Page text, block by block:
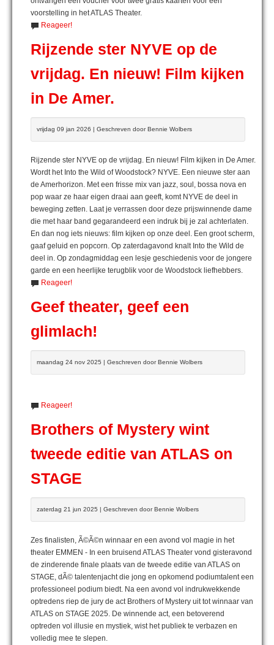
voorstelling in het ATLAS Theater.
Reageer!
Rijzende ster NYVE op de
vrijdag. En nieuw! Film kijken
in De Amer.
vrijdag 09 jan 2026 | Geschreven door Bennie Wolbers
Rijzende ster NYVE op de vrijdag. En nieuw! Film kijken in De Amer.
Wordt het Into the Wild of Woodstock? NYVE. Een nieuwe ster aan
de Amerhorizon. Met een frisse mix van jazz, soul, bossa nova en
pop waar ze haar eigen draai aan geeft, komt NYVE de deel in
beweging zetten. Laat je verrassen door deze prijswinnende dame
die met haar band gegarandeerd een indruk bij je zal achterlaten.
En dan nog iets nieuws: film kijken op onze deel. Een groot scherm,
gaaf geluid en popcorn. Op zaterdagavond knalt Into the Wild de
deel in. Op zondagmiddag een lesje geschiedenis voor de jongere
garde en een heerlijke terugblik voor de Woodstock liefhebbers.
Reageer!
Geef theater, geef een
glimlach!
maandag 24 nov 2025 | Geschreven door Bennie Wolbers
Reageer!
Brothers of Mystery wint
tweede editie van ATLAS on
STAGE
zaterdag 21 jun 2025 | Geschreven door Bennie Wolbers
Zes finalisten, Ã©Ã©n winnaar en een avond vol magie in het
theater EMMEN - In een bruisend ATLAS Theater vond gisteravond
de zinderende finale plaats van de tweede editie van ATLAS on
STAGE, dÃ© talentenjacht die jong en opkomend podiumtalent een
professioneel podium biedt. Na een avond vol indrukwekkende
optredens riep de jury de act Brothers of Mystery uit tot winnaar van
ATLAS on STAGE 2025. De winnende act, een betoverend
optreden vol illusie en mystiek, wist het publiek te verbazen en
volledig mee te slepen.